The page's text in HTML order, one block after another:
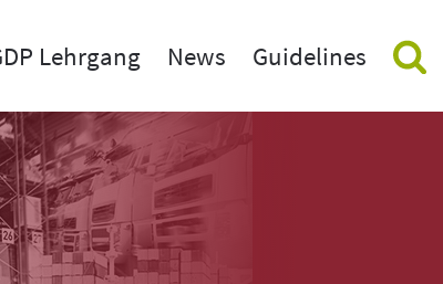
vor Ort (in Hotels)
Lehrgang News
Aktuelle GDP News
GDP Newsletter beantragen
Guidelines